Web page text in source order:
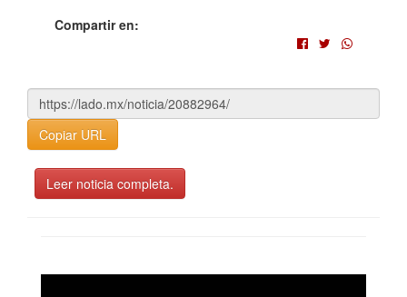
Compartir en:
Copiar URL
Leer noticia completa.